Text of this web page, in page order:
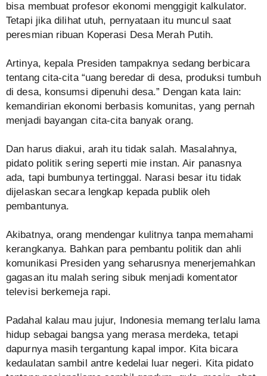
bisa membuat profesor ekonomi menggigit kalkulator.
Tetapi jika dilihat utuh, pernyataan itu muncul saat
peresmian ribuan Koperasi Desa Merah Putih.
Artinya, kepala Presiden tampaknya sedang berbicara
tentang cita-cita “uang beredar di desa, produksi tumbuh
di desa, konsumsi dipenuhi desa.” Dengan kata lain:
kemandirian ekonomi berbasis komunitas, yang pernah
menjadi bayangan cita-cita banyak orang.
Dan harus diakui, arah itu tidak salah. Masalahnya,
pidato politik sering seperti mie instan. Air panasnya
ada, tapi bumbunya tertinggal. Narasi besar itu tidak
dijelaskan secara lengkap kepada publik oleh
pembantunya.
Akibatnya, orang mendengar kulitnya tanpa memahami
kerangkanya. Bahkan para pembantu politik dan ahli
komunikasi Presiden yang seharusnya menerjemahkan
gagasan itu malah sering sibuk menjadi komentator
televisi berkemeja rapi.
Padahal kalau mau jujur, Indonesia memang terlalu lama
hidup sebagai bangsa yang merasa merdeka, tetapi
dapurnya masih tergantung kapal impor. Kita bicara
kedaulatan sambil antre kedelai luar negeri. Kita pidato